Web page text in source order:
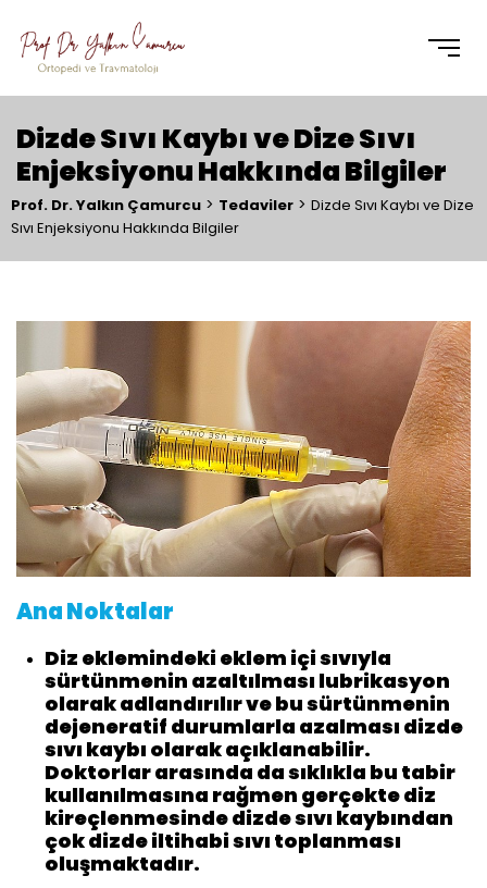
Dizde Sıvı Kaybı ve Dize Sıvı
Enjeksiyonu Hakkında Bilgiler
Prof. Dr. Yalkın Çamurcu> Tedaviler> Dizde Sıvı Kaybı ve Dize
Sıvı Enjeksiyonu Hakkında Bilgiler
Ana Noktalar
Diz eklemindeki eklem içi sıvıyla
sürtünmenin azaltılması lubrikasyon
olarak adlandırılır ve bu sürtünmenin
dejeneratif durumlarla azalması dizde
sıvı kaybı olarak açıklanabilir.
Doktorlar arasında da sıklıkla bu tabir
kullanılmasına rağmen gerçekte diz
kireçlenmesinde dizde sıvı kaybından
çok dizde iltihabi sıvı toplanması
oluşmaktadır.